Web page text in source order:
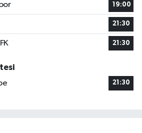
19:00
21:30
21:30
21:30